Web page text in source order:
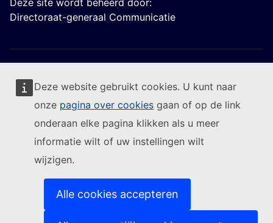
Deze website gebruikt cookies. U kunt naar
onze pagina over cookies gaan of op de link
onderaan elke pagina klikken als u meer
informatie wilt of uw instellingen wilt
wijzigen.
Alle cookies accepteren
Deze site wordt beheerd door:
Directoraat-generaal Communicatie
Volg de Europese Commissie
Contact(Externe link)
Een IT-kwetsbaarheid melden
Talen op onze websites(Externe link)
(Externe link)
Privacybeleid
Juridische mededeling
(Externe link)